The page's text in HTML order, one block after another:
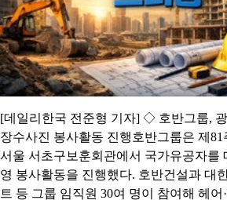
[데일리한국 전준형 기자] ◇ 호반그룹,
장수사진 봉사활동 진행호반그룹은 제
서울 서초구보훈회관에서 국가유공자를
영 봉사활동을 진행했다. 호반건설과 대
트 등 그룹 임직원 30여 명이 참여해 헤